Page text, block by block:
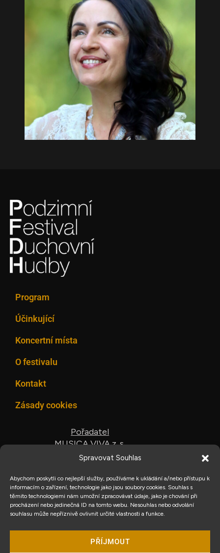
Spravovat Souhlas
Abychom poskytli co nejlepší služby, používáme k ukládání a/nebo přístupu k
informacím o zařízení, technologie jako jsou soubory cookies. Souhlas s
těmito technologiemi nám umožní zpracovávat údaje, jako je chování při
procházení nebo jedinečná ID na tomto webu. Nesouhlas nebo odvolání
souhlasu může nepříznivě ovlivnit určité vlastnosti a funkce.
PŘÍJMOUT
Program
Účinkující
Koncertní místa
O festivalu
Kontakt
Zásady cookies
Pořadatel
MUSICA VIVA z. s.
Umělecká agentura ARS VIVA
1. máje 820/5,
772 00 Olomouc
(+420) 608 772 142